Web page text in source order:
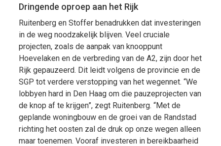
Dringende oproep aan het Rijk
Ruitenberg en Stoffer benadrukken dat investeringen
in de weg noodzakelijk blijven. Veel cruciale
projecten, zoals de aanpak van knooppunt
Hoevelaken en de verbreding van de A2, zijn door het
Rijk gepauzeerd. Dit leidt volgens de provincie en de
SGP tot verdere verstopping van het wegennet. “We
lobbyen hard in Den Haag om die pauzeprojecten van
de knop af te krijgen”, zegt Ruitenberg. “Met de
geplande woningbouw en de groei van de Randstad
richting het oosten zal de druk op onze wegen alleen
maar toenemen. Vooraf investeren in bereikbaarheid